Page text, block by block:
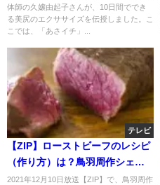
体師の久嬢由起子さんが、10日間ででき
る美尻のエクササイズを伝授しました。こ
こでは、「あさイチ」...
テレビ
【ZIP】ローストビーフのレシピ
（作り方）は？鳥羽周作シェフ
が伝授！12月10日
2021年12月10日放送【ZIP】で、鳥羽周作